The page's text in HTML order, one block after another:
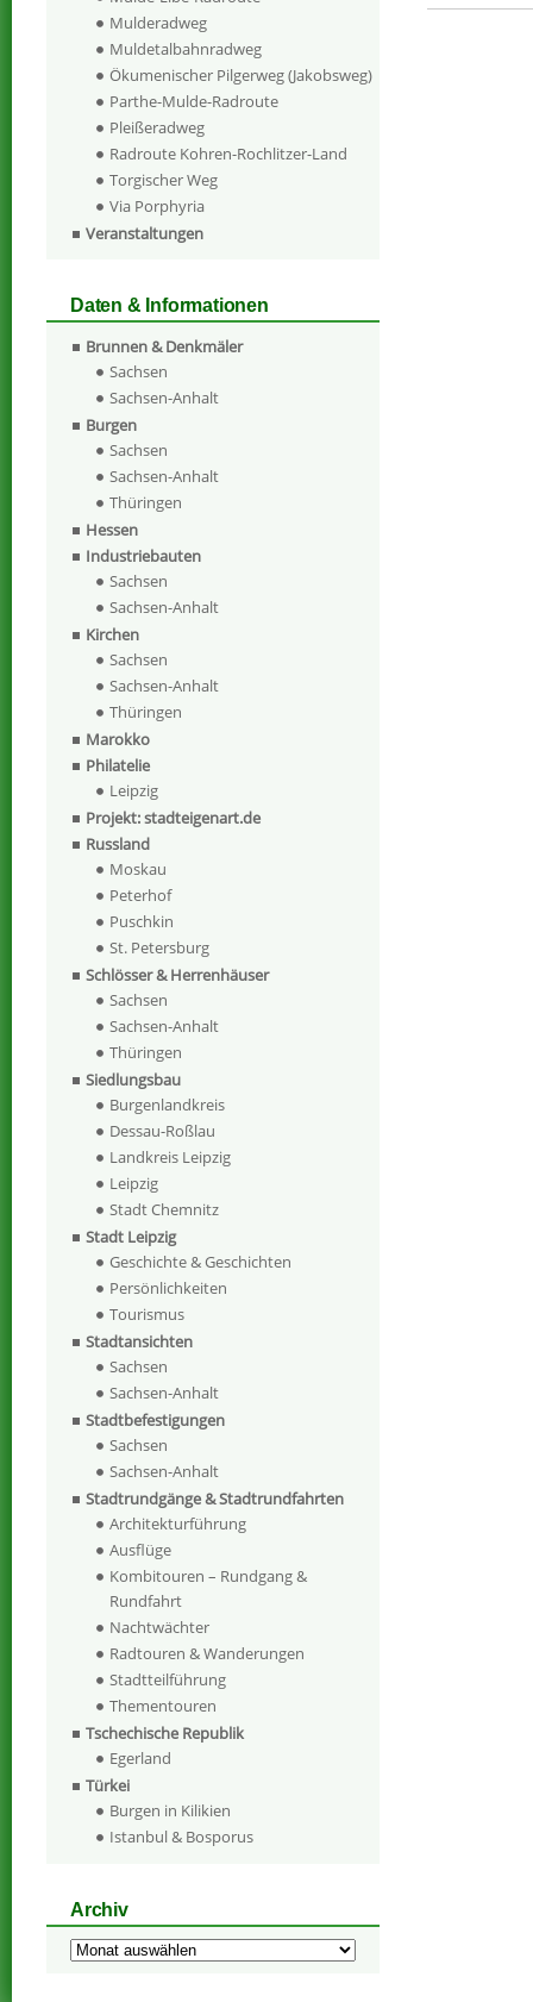
Mulderadweg
Muldetalbahnradweg
Ökumenischer Pilgerweg (Jakobsweg)
Parthe-Mulde-Radroute
Pleißeradweg
Radroute Kohren-Rochlitzer-Land
Torgischer Weg
Via Porphyria
Veranstaltungen
Daten & Informationen
Brunnen & Denkmäler
Sachsen
Sachsen-Anhalt
Burgen
Sachsen
Sachsen-Anhalt
Thüringen
Hessen
Industriebauten
Sachsen
Sachsen-Anhalt
Kirchen
Sachsen
Sachsen-Anhalt
Thüringen
Marokko
Philatelie
Leipzig
Projekt: stadteigenart.de
Russland
Moskau
Peterhof
Puschkin
St. Petersburg
Schlösser & Herrenhäuser
Sachsen
Sachsen-Anhalt
Thüringen
Siedlungsbau
Burgenlandkreis
Dessau-Roßlau
Landkreis Leipzig
Leipzig
Stadt Chemnitz
Stadt Leipzig
Geschichte & Geschichten
Persönlichkeiten
Tourismus
Stadtansichten
Sachsen
Sachsen-Anhalt
Stadtbefestigungen
Sachsen
Sachsen-Anhalt
Stadtrundgänge & Stadtrundfahrten
Architekturführung
Ausflüge
Kombitouren – Rundgang &
Rundfahrt
Nachtwächter
Radtouren & Wanderungen
Stadtteilführung
Thementouren
Tschechische Republik
Egerland
Türkei
Burgen in Kilikien
Istanbul & Bosporus
Archiv
Archiv